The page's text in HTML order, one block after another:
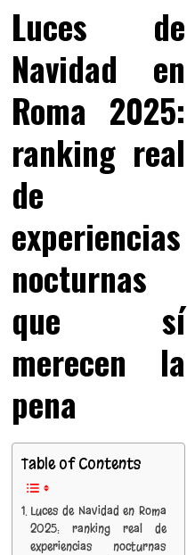
Luces de
Navidad en
Roma 2025:
ranking real
de
experiencias
nocturnas
que sí
merecen la
pena
Table of Contents
Luces de Navidad en Roma
2025: ranking real de
experiencias nocturnas